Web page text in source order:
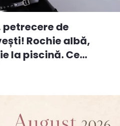
de
Rochie albă,
la piscină. Ce